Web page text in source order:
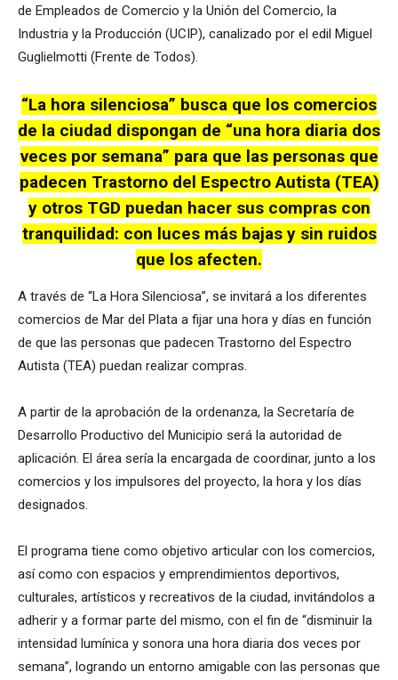
de Empleados de Comercio y la Unión del Comercio, la
Industria y la Producción (UCIP), canalizado por el edil Miguel
Guglielmotti (Frente de Todos).
“La hora silenciosa” busca que los comercios
de la ciudad dispongan de “una hora diaria dos
veces por semana” para que las personas que
padecen Trastorno del Espectro Autista (TEA)
y otros TGD puedan hacer sus compras con
tranquilidad: con luces más bajas y sin ruidos
que los afecten.
A través de “La Hora Silenciosa”, se invitará a los diferentes
comercios de Mar del Plata a fijar una hora y días en función
de que las personas que padecen Trastorno del Espectro
Autista (TEA) puedan realizar compras.
A partir de la aprobación de la ordenanza, la Secretaría de
Desarrollo Productivo del Municipio será la autoridad de
aplicación. El área sería la encargada de coordinar, junto a los
comercios y los impulsores del proyecto, la hora y los días
designados.
El programa tiene como objetivo articular con los comercios,
así como con espacios y emprendimientos deportivos,
culturales, artísticos y recreativos de la ciudad, invitándolos a
adherir y a formar parte del mismo, con el fin de “disminuir la
intensidad lumínica y sonora una hora diaria dos veces por
semana”, logrando un entorno amigable con las personas que